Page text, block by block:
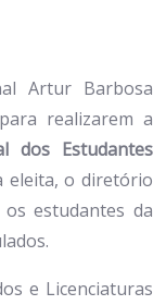
Artur Barbosa
realizarem a
dos Estudantes
eleita, o diretório
estudantes da
e Licenciaturas